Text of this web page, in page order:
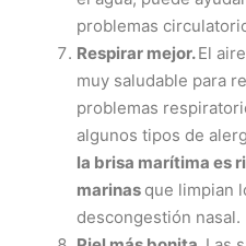
problemas
Respirar mejor.El
muy saludable para
problemas
algunos tipos de
la brisa marítima es
marinas que limpian
descongestión nasal.